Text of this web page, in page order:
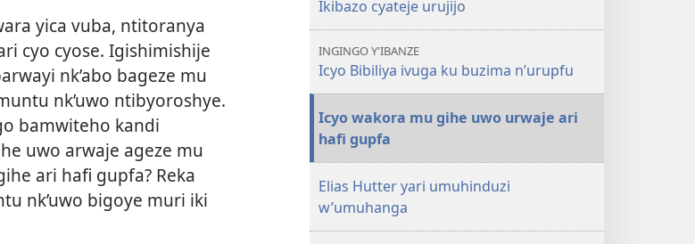
yica vuba, ntitoranya
cyo cyose. Igishimishije
nk’abo bageze mu
nk’uwo ntibyoroshye.
bamwiteho kandi
uwo arwaje ageze mu
ari hafi gupfa? Reka
nk’uwo bigoye muri iki
ivuga
buzima
Ikibazo cyateje urujijo
INGINGO Y'IBANZE
Icyo Bibiliya ivuga ku buzima n’urupfu
Icyo wakora mu gihe uwo urwaje ari
hafi gupfa
Elias Hutter yari umuhinduzi
w’umuhanga